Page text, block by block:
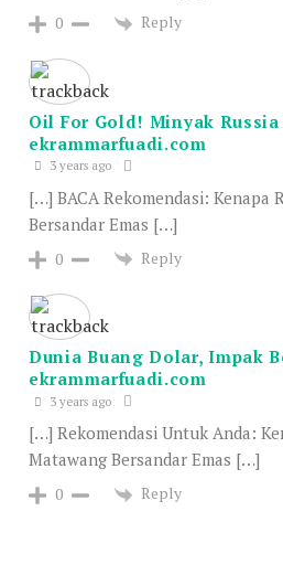
0 Reply
Oil For Gold! Minyak Russia
ekrammarfuadi.com
3 years ago
[…] BACA Rekomendasi: Kenapa
Bersandar Emas […]
0 Reply
Dunia Buang Dolar, Impak
ekrammarfuadi.com
3 years ago
[…] Rekomendasi Untuk Anda:
Matawang Bersandar Emas […]
0 Reply